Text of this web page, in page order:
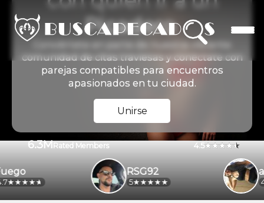
Picadero
Conviértete en parte de nuestra vibrante
comunidad de citas traviesas y conéctate con
parejas compatibles para encuentros
apasionados en tu ciudad.
Unirse
6.3MRated Members 4.5
4.2
RSG92
5